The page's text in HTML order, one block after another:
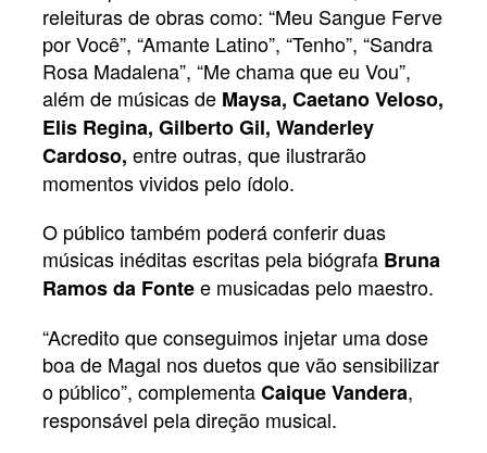
releituras de obras como: “Meu Sangue Ferve
por Você”, “Amante Latino”, “Tenho”, “Sandra
Rosa Madalena”, “Me chama que eu Vou”,
além de músicas de Maysa, Caetano Veloso,
Elis Regina, Gilberto Gil, Wanderley
Cardoso, entre outras, que ilustrarão
momentos vividos pelo ídolo.
O público também poderá conferir duas
músicas inéditas escritas pela biógrafa Bruna
Ramos da Fontee musicadas pelo maestro.
“Acredito que conseguimos injetar uma dose
boa de Magal nos duetos que vão sensibilizar
o público”, complementaCaique Vandera,
responsável pela direção musical.